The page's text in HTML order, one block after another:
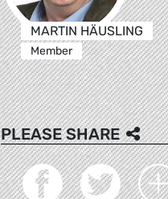
MARTIN HÄUSLING
Member
PLEASE SHARE